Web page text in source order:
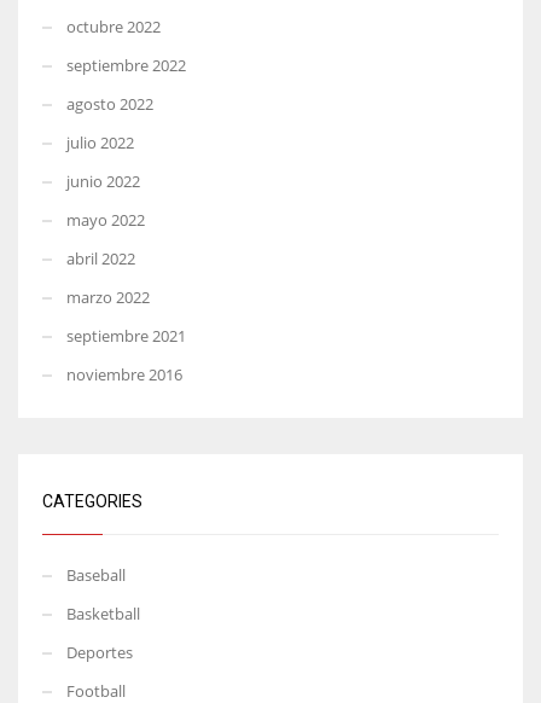
octubre 2022
septiembre 2022
agosto 2022
julio 2022
junio 2022
mayo 2022
abril 2022
marzo 2022
septiembre 2021
noviembre 2016
CATEGORIES
Baseball
Basketball
Deportes
Football